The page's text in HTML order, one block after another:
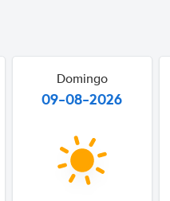
Domingo
09-08-2026